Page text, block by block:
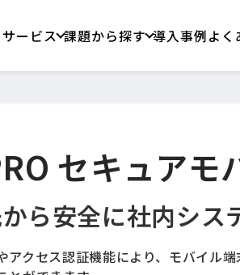
サービス 課題から探す 導入事例よく
セキュアモ
ら安全に社内シス
アクセス認証機能により、モバイル